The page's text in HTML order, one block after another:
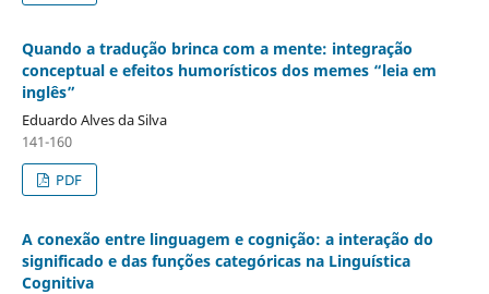
Quando a tradução brinca com a mente: integração
conceptual e efeitos humorísticos dos memes “leia em
inglês”
Eduardo Alves da Silva
141-160
PDF
A conexão entre linguagem e cognição: a interação do
significado e das funções categóricas na Linguística
Cognitiva